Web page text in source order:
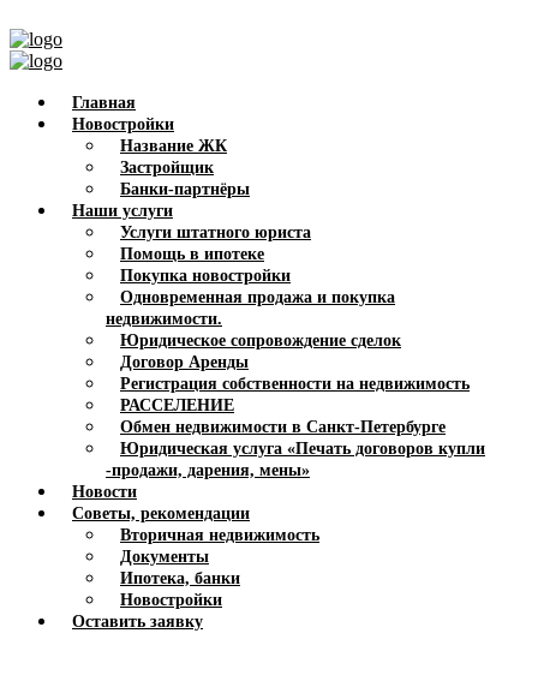
Главная
Новостройки
Название ЖК
Застройщик
Банки-партнёры
Наши услуги
Услуги штатного юриста
Помощь в ипотеке
Покупка новостройки
Одновременная продажа и покупка
недвижимости.
Юридическое сопровождение сделок
Договор Аренды
Регистрация собственности на недвижимость
РАССЕЛЕНИЕ
Обмен недвижимости в Санкт-Петербурге
Юридическая услуга «Печать договоров купли
-продажи, дарения, мены»
Новости
Советы, рекомендации
Вторичная недвижимость
Документы
Ипотека, банки
Новостройки
Оставить заявку